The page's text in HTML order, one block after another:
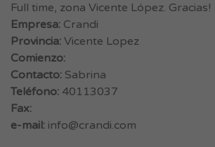
Full time, zona Vicente López. Gracias!
Empresa: Crandi
Provincia: Vicente Lopez
Comienzo:
Contacto: Sabrina
Teléfono: 40113037
Fax:
e-mail: info@crandi.com